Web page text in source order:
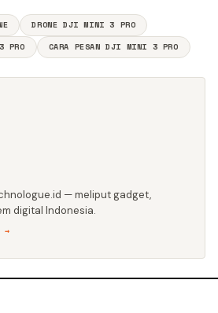
DRONE DJI MINI 3 PRO
PRO
CARA PESAN DJI MINI 3 PRO
— meliput gadget,
digital Indonesia.
→